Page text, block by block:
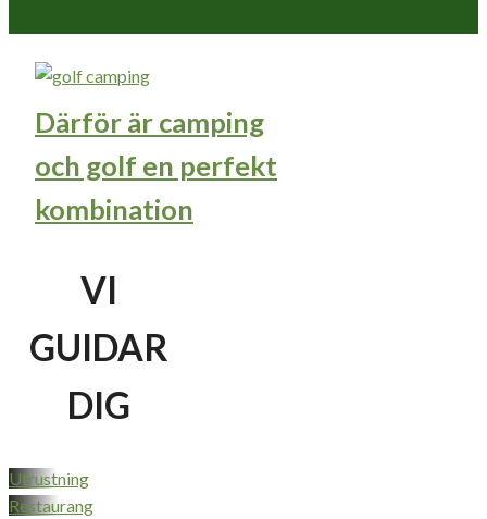
Därför är camping
och golf en perfekt
kombination
VI
GUIDAR
DIG
Utrustning
Restaurang